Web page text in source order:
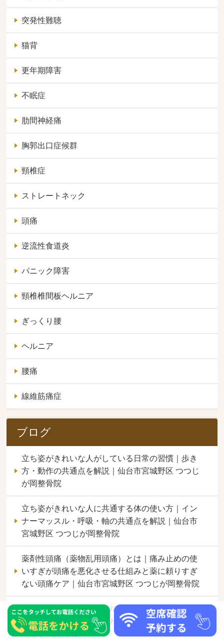
突発性難聴
猫背
更年期障害
不眠症
肋間神経痛
胸郭出口症候群
頸椎症
ストレートネック
頭痛
逆流性食道炎
パニック障害
頸椎椎間板ヘルニア
ぎっくり腰
ヘルニア
腰痛
線維筋痛症
ブログ
立ち姿がきれいな人がしている日常の習慣｜歩き
方・動作の共通点を解説｜仙台市宮城野区 つつじ
が岡整骨院
立ち姿がきれいな人に共通する体の使い方｜イン
ナーマッスル・呼吸・軸の共通点を解説｜仙台市
宮城野区 つつじが岡整骨院
薬剤性頭痛（薬物乱用頭痛）とは｜痛み止めの使
いすぎが頭痛を悪化させる仕組みと薬に頼りすぎ
ない頭痛ケア｜仙台市宮城野区 つつじが岡整骨院
首こり頭痛を和らげるセルフケア｜正しいストレ
ッチと骨盤矯正の組み合わせ｜仙台市宮城野区 つ
つじが岡整骨院